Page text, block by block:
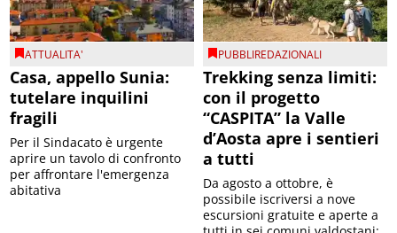
ATTUALITA'
Casa, appello Sunia:
tutelare inquilini
fragili
Per il Sindacato è urgente
aprire un tavolo di confronto
per affrontare l'emergenza
abitativa
PUBBLIREDAZIONALI
Trekking senza limiti:
con il progetto
“CASPITA” la Valle
d’Aosta apre i sentieri
a tutti
Da agosto a ottobre, è
possibile iscriversi a nove
escursioni gratuite e aperte a